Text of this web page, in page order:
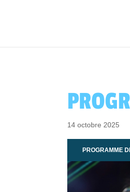
14 octobre 2025
PROGRAMME